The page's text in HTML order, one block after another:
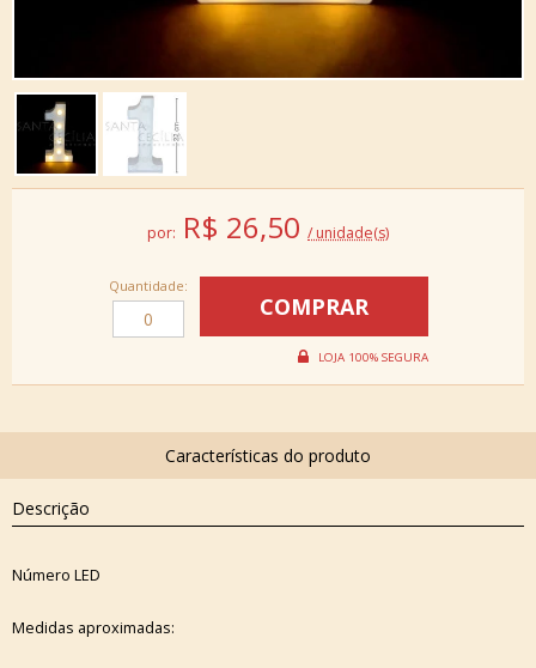
por: R$ 26,50 / unidade(s)
Quantidade:
Descrição
Número LED
Medidas aproximadas: